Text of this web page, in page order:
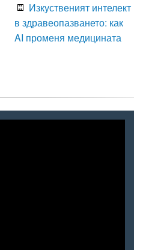
Изкуственият интелект
в здравеопазването: как
AI променя медицината